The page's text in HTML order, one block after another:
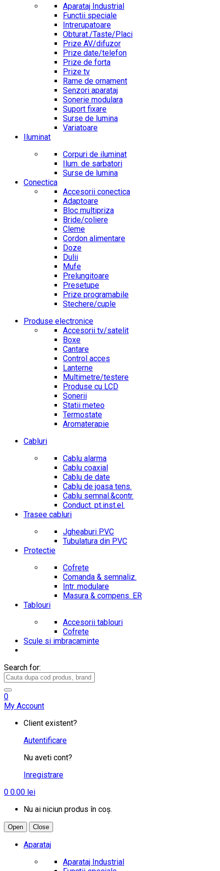
Aparataj Industrial
Functii speciale
Intrerupatoare
Obturat./Taste/Placi
Prize AV/difuzor
Prize date/telefon
Prize de forta
Prize tv
Rame de ornament
Senzori aparataj
Sonerie modulara
Suport fixare
Surse de lumina
Variatoare
Iluminat
Corpuri de iluminat
Ilum. de sarbatori
Surse de lumina
Conectica
Accesorii conectica
Adaptoare
Bloc multipriza
Bride/coliere
Cleme
Cordon alimentare
Doze
Dulii
Mufe
Prelungitoare
Presetupe
Prize programabile
Stechere/cuple
Produse electronice
Accesorii tv/satelit
Boxe
Cantare
Control acces
Lanterne
Multimetre/testere
Produse cu LCD
Sonerii
Statii meteo
Termostate
Aromaterapie
Cabluri
Cablu alarma
Cablu coaxial
Cablu de date
Cablu de joasa tens.
Cablu semnal.&contr.
Conduct. pt.inst.el.
Trasee cabluri
Jgheaburi PVC
Tubulatura din PVC
Protectie
Cofrete
Comanda & semnaliz.
Intr. modulare
Masura & compens. ER
Tablouri
Accesorii tablouri
Cofrete
Scule si imbracaminte
Search for:
0
My Account
Client existent?
Autentificare
Nu aveti cont?
Inregistrare
0 0.00 lei
Nu ai niciun produs în coș.
Open Close
Aparataj
Aparataj Industrial